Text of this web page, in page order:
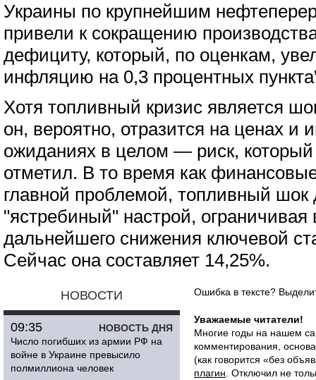
Украины по крупнейшим
привели к сокращению
дефициту, который, по оценкам,
инфляцию на 0,3 процентных
Хотя топливный кризис является
он, вероятно, отразится на ценах и
ожиданиях в целом — риск,
отметил. В то время как
главной проблемой, топливный шок
"ястребиный" настрой,
дальнейшего снижения ключевой
Сейчас она составляет 14,25%.
НОВОСТИ
НОВОСТЬ ДНЯ
09:35
Число погибших из армии РФ на
войне в Украине превысило
полмиллиона человек
Ошибка в тексте?
Уважаемые читатели!
Многие годы на нашем
комментирования,
(как говорится «без
плагин . Отключил не